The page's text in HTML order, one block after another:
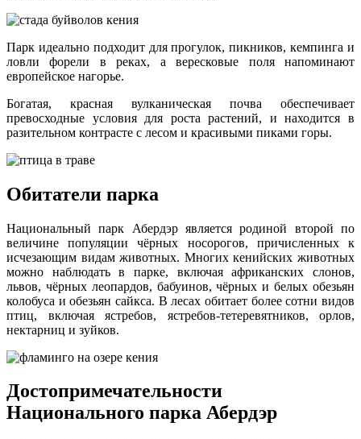
Парк идеально подходит для прогулок, пикников, кемпинга и
ловли форели в реках, а вересковые поля напоминают
европейское нагорье.
Богатая, красная вулканическая почва обеспечивает
превосходные условия для роста растений, и находится в
разительном контрасте с лесом и красивыми пиками горы.
Обитатели парка
Национальный парк Абердэр является родиной второй по
величине популяции чёрных носорогов, причисленных к
исчезающим видам животных. Многих кенийских животных
можно наблюдать в парке, включая африканских слонов,
львов, чёрных леопардов, бабуинов, чёрных и белых обезьян
колобуса и обезьян сайкса. В лесах обитает более сотни видов
птиц, включая ястребов, ястребов-тетеревятников, орлов,
нектарниц и зуйков.
Достопримечательности
Национального парка Абердэр